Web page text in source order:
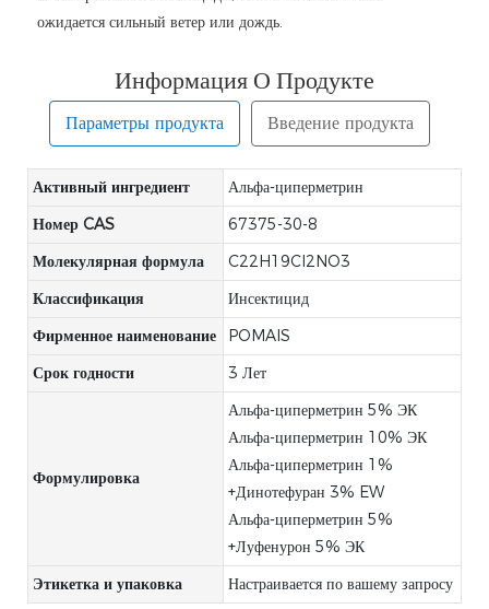
ожидается сильный ветер или дождь.
Информация О Продукте
Параметры продукта Введение продукта
Активный ингредиент
Альфа-циперметрин
Номер CAS
67375-30-8
Молекулярная формула
C22H19Cl2NO3
Классификация
Инсектицид
Фирменное наименование
POMAIS
Срок годности
3 Лет
Формулировка
Альфа-циперметрин 5% ЭК
Альфа-циперметрин 10% ЭК
Альфа-циперметрин 1%
+Динотефуран 3% EW
Альфа-циперметрин 5%
+Луфенурон 5% ЭК
Этикетка и упаковка
Настраивается по вашему запросу